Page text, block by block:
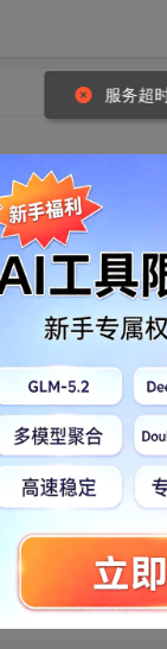
，工作会短期
开心，最近找
的建议。
转发到动态 举
服务超